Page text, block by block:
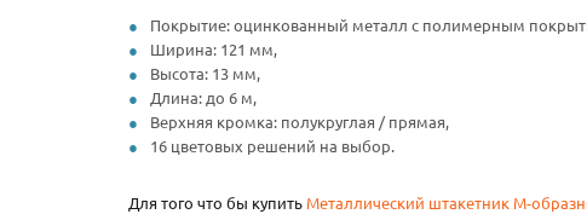
Покрытие: оцинкованный металл с полимерным
Ширина: 121 мм,
Высота: 13 мм,
Длина: до 6 м,
Верхняя кромка: полукруглая / прямая,
16 цветовых решений на выбор.
Для того что бы купить Металлический штакетник М-